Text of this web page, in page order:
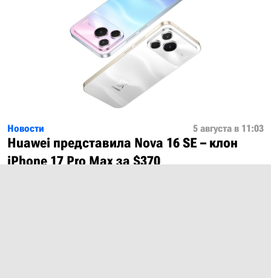
Новости 5 августа в 11:03
Huawei представила Nova 16 SE – клон
iPhone 17 Pro Max за $370